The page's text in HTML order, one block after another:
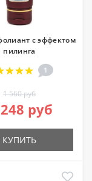
с эффектом
пилинга
1
1 560 руб
руб
КУПИТЬ